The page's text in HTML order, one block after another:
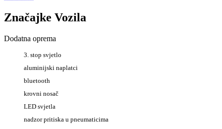
Značajke Vozila
Dodatna oprema
3. stop svjetlo
aluminijski naplatci
bluetooth
krovni nosač
LED svjetla
nadzor pritiska u pneumaticima